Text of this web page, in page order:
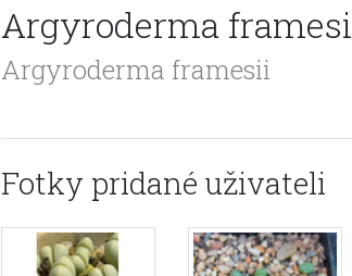
Argyroderma
Argyroderma framesii
Fotky pridané uživateli